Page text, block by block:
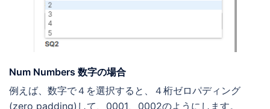
Num Numbers 数字の場合
例えば、数字で４を選択すると、４桁ゼロパディング
(zero padding)して、0001、0002のようにします。